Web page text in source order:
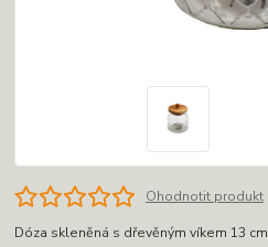
Ohodnotit produkt
Dóza skleněná s dřevěným víkem 13 cm